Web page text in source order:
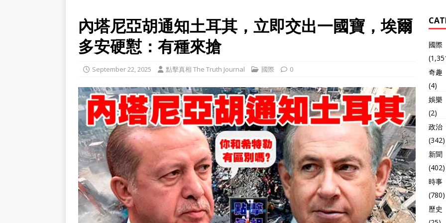
內塔尼亞胡通知土耳其，立即交出一國寶，埃爾
多安硬懟：有種來搶
September 22, 2025 點擊真相 The Truth Journal 國際 0
國際
奇趣
(4)
娛樂
(2)
政治
(342)
新聞
(402)
時事
(780)
歷史